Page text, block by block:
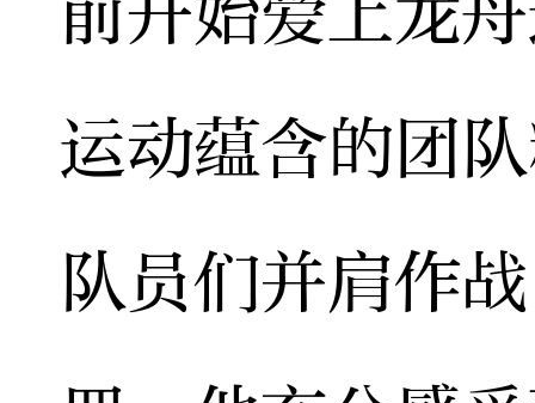
运动蕴含的团
队员们并肩作